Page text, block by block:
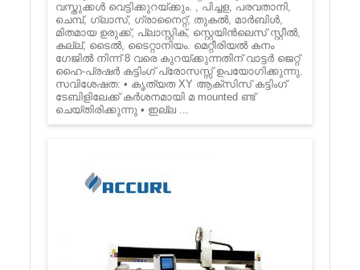
വസ്തുക്കൾ വെട്ടിക്കുറയ്ക്കും. , പിച്ചള, പരവതാനി,
ചെമ്പ്, ഗ്ലാസ്, ഗ്രാനൈറ്റ്, തുകൽ, മാർബിൾ,
മിതമായ ഉരുക്ക്, പ്ലാസ്റ്റിക്, സ്റ്റെയിൻലെസ് സ്റ്റീൽ,
കല്ല്, ടൈൽ, ടൈറ്റാനിയം. മെറ്റീരിയൽ കനം
ഗേജിൽ നിന്ന് 8 വരെ കുറയ്ക്കുന്നതിന് വാട്ടർ ജെറ്റ്
ഹൈ-പ്രഷർ കട്ടിംഗ് പ്രോസസ്സ് ഉപയോഗിക്കുന്നു.
സവിശേഷത: • കൃത്യത XY ആക്സിസ് കട്ടിംഗ്
ടേബിളിലേക്ക് കർശനമായി മ mounted ണ്ട്
ചെയ്തിരിക്കുന്നു • ഇല്ല ...